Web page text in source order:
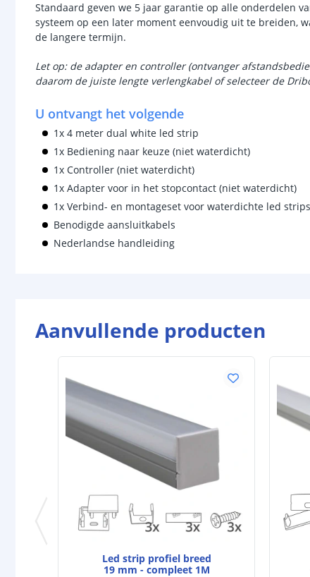
Standaard geven we 5 jaar garantie op alle onderdelen
systeem op een later moment eenvoudig uit te breiden,
de langere termijn.
Let op: de adapter en controller (ontvanger
daarom de juiste lengte verlengkabel of selecteer de
U ontvangt het volgende
1x 4 meter dual white led strip
1x Bediening naar keuze (niet waterdicht)
1x Controller (niet waterdicht)
1x Adapter voor in het stopcontact (niet waterdicht)
1x Verbind- en montageset voor waterdichte led strips
Benodigde aansluitkabels
Nederlandse handleiding
Aanvullende producten
Led strip profiel breed
19 mm - compleet 1M